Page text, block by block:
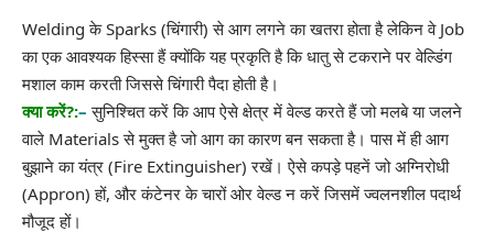
Welding के Sparks (चिंगारी) से आग लगने का खतरा होता है लेकिन वे Job
का एक आवश्यक हिस्सा हैं क्योंकि यह प्रकृति है कि धातु से टकराने पर वेल्डिंग
मशाल काम करती जिससे चिंगारी पैदा होती है।
क्या करें?:– सुनिश्चित करें कि आप ऐसे क्षेत्र में वेल्ड करते हैं जो मलबे या जलने
वाले Materials से मुक्त है जो आग का कारण बन सकता है। पास में ही आग
बुझाने का यंत्र (Fire Extinguisher) रखें। ऐसे कपड़े पहनें जो अग्निरोधी
(Appron) हों, और कंटेनर के चारों ओर वेल्ड न करें जिसमें ज्वलनशील पदार्थ
मौजूद हों।